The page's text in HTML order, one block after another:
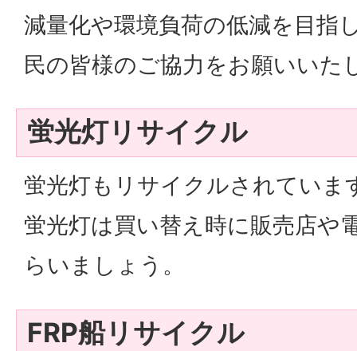
減量化や環境負荷の低減を目指
民の皆様のご協力をお願いいた
蛍光灯リサイクル
蛍光灯もリサイクルされていま
蛍光灯は買い替え時に販売店や
らいましょう。
FRP船リサイクル